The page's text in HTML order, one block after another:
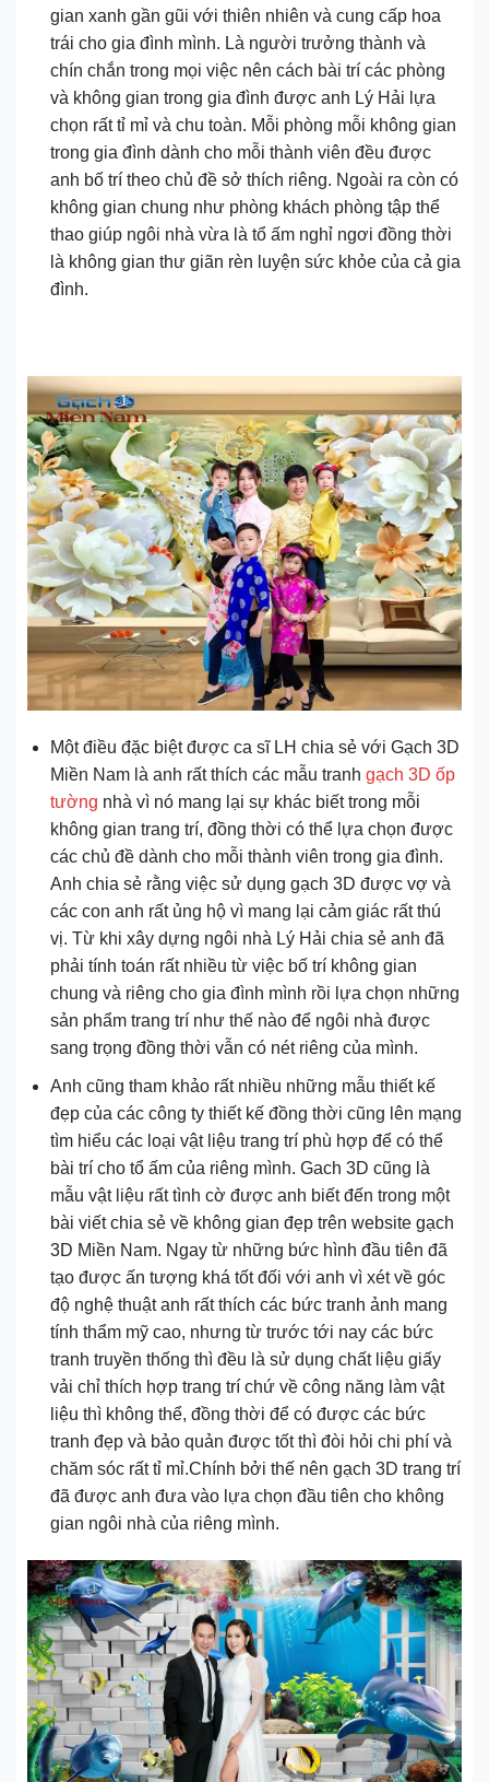
gian xanh gần gũi với thiên nhiên và cung cấp hoa
trái cho gia đình mình. Là người trưởng thành và
chín chắn trong mọi việc nên cách bài trí các phòng
và không gian trong gia đình được anh Lý Hải lựa
chọn rất tỉ mỉ và chu toàn. Mỗi phòng mỗi không gian
trong gia đình dành cho mỗi thành viên đều được
anh bố trí theo chủ đề sở thích riêng. Ngoài ra còn có
không gian chung như phòng khách phòng tập thể
thao giúp ngôi nhà vừa là tổ ấm nghỉ ngơi đồng thời
là không gian thư giãn rèn luyện sức khỏe của cả gia
đình.
Một điều đặc biệt được ca sĩ LH chia sẻ với Gạch 3D
Miền Nam là anh rất thích các mẫu tranh gạch 3D ốp
tường nhà vì nó mang lại sự khác biết trong mỗi
không gian trang trí, đồng thời có thể lựa chọn được
các chủ đề dành cho mỗi thành viên trong gia đình.
Anh chia sẻ rằng việc sử dụng gạch 3D được vợ và
các con anh rất ủng hộ vì mang lại cảm giác rất thú
vị. Từ khi xây dựng ngôi nhà Lý Hải chia sẻ anh đã
phải tính toán rất nhiều từ việc bố trí không gian
chung và riêng cho gia đình mình rồi lựa chọn những
sản phẩm trang trí như thế nào để ngôi nhà được
sang trọng đồng thời vẫn có nét riêng của mình.
Anh cũng tham khảo rất nhiều những mẫu thiết kế
đẹp của các công ty thiết kế đồng thời cũng lên mạng
tìm hiểu các loại vật liệu trang trí phù hợp để có thể
bài trí cho tổ ấm của riêng mình. Gach 3D cũng là
mẫu vật liệu rất tình cờ được anh biết đến trong một
bài viết chia sẻ về không gian đẹp trên website gạch
3D Miền Nam. Ngay từ những bức hình đầu tiên đã
tạo được ấn tượng khá tốt đối với anh vì xét về góc
độ nghệ thuật anh rất thích các bức tranh ảnh mang
tính thẩm mỹ cao, nhưng từ trước tới nay các bức
tranh truyền thống thì đều là sử dụng chất liệu giấy
vải chỉ thích hợp trang trí chứ về công năng làm vật
liệu thì không thể, đồng thời để có được các bức
tranh đẹp và bảo quản được tốt thì đòi hỏi chi phí và
chăm sóc rất tỉ mỉ.Chính bởi thế nên gạch 3D trang trí
đã được anh đưa vào lựa chọn đầu tiên cho không
gian ngôi nhà của riêng mình.